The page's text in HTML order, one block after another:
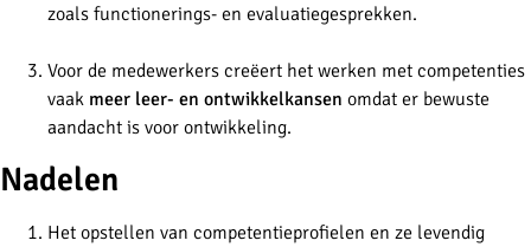
zoals functionerings- en evaluatiegesprekken.
Voor de medewerkers creëert het werken met competenties
vaak meer leer- en ontwikkelkansen omdat er bewuste
aandacht is voor ontwikkeling.
Nadelen
Het opstellen van competentieprofielen en ze levendig